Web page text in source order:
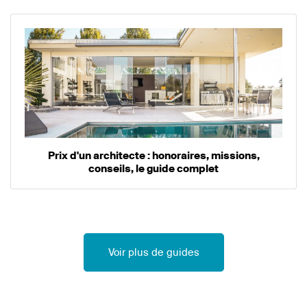
Prix d'un architecte : honoraires, missions,
conseils, le guide complet
Voir plus de guides